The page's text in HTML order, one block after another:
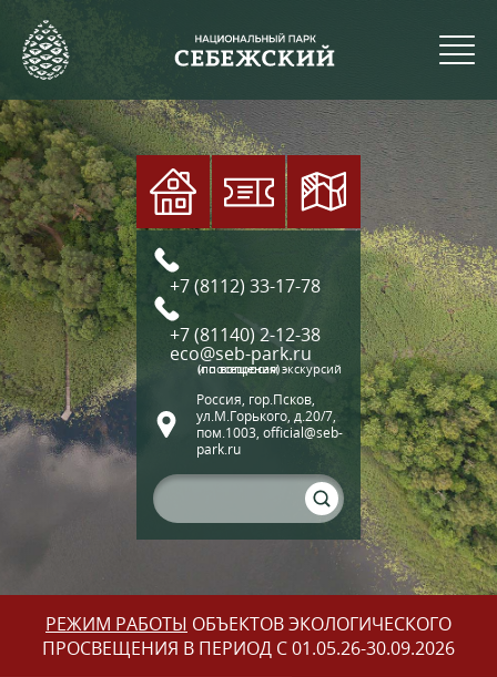
+7 (8112) 33-17-78
+7 (81140) 2-12-38
eco@seb-park.ru
(по вопросам экскурсий и посещения)
Россия, гор.Псков,
ул.М.Горького, д.20/7,
пом.1003, official@seb-
park.ru
РЕЖИМ РАБОТЫ ОБЪЕКТОВ ЭКОЛОГИЧЕСКОГО
ПРОСВЕЩЕНИЯ В ПЕРИОД С 01.05.26-30.09.2026